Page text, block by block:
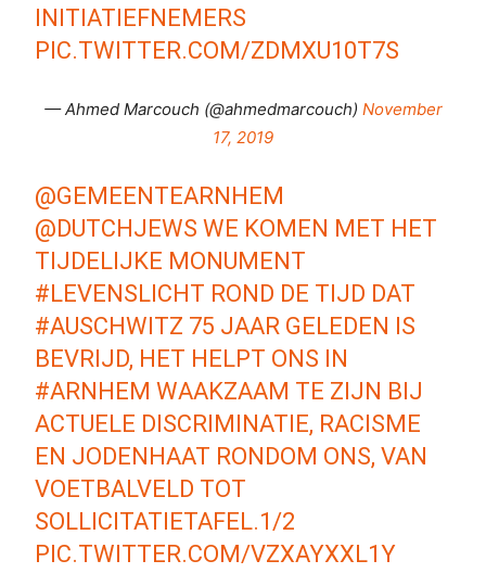
INITIATIEFNEMERS
PIC.TWITTER.COM/ZDMXU10T7S
— Ahmed Marcouch (@ahmedmarcouch) November
17, 2019
@GEMEENTEARNHEM
@DUTCHJEWS WE KOMEN MET HET
TIJDELIJKE MONUMENT
#LEVENSLICHT ROND DE TIJD DAT
#AUSCHWITZ 75 JAAR GELEDEN IS
BEVRIJD, HET HELPT ONS IN
#ARNHEM WAAKZAAM TE ZIJN BIJ
ACTUELE DISCRIMINATIE, RACISME
EN JODENHAAT RONDOM ONS, VAN
VOETBALVELD TOT
SOLLICITATIETAFEL.1/2
PIC.TWITTER.COM/VZXAYXXL1Y